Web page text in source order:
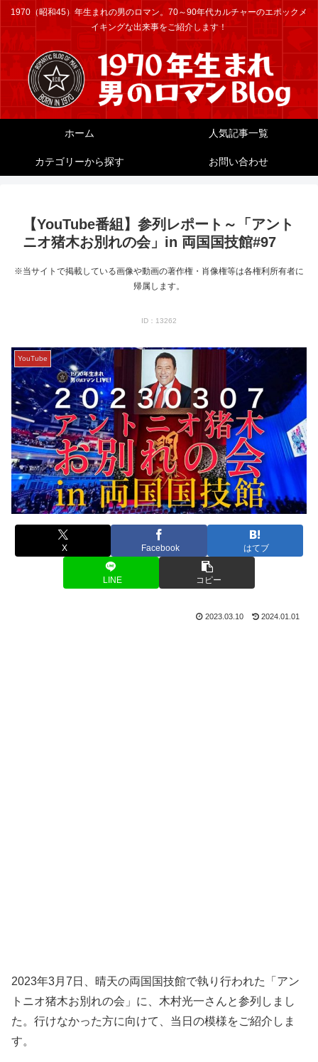
1970（昭和45）年生まれの男のロマン。70～90年代カルチャーのエポックメ
イキングな出来事をご紹介します！
ホーム 人気記事一覧
カテゴリーから探す お問い合わせ
【YouTube番組】参列レポート～「アント
ニオ猪木お別れの会」in 両国国技館#97
※当サイトで掲載している画像や動画の著作権・肖像権等は各権利所有者に
帰属します。
ID：13262
YouTube
X Facebook はてブ
LINE コピー
2023.03.10 2024.01.01
2023年3月7日、晴天の両国国技館で執り行われた「アン
トニオ猪木お別れの会」に、木村光一さんと参列しまし
た。行けなかった方に向けて、当日の模様をご紹介しま
す。